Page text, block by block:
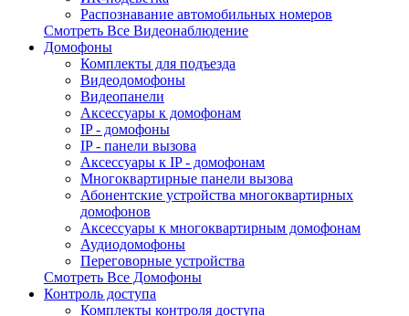
Распознавание автомобильных номеров
Смотреть Все Видеонаблюдение
Домофоны
Комплекты для подъезда
Видеодомофоны
Видеопанели
Аксессуары к домофонам
IP - домофоны
IP - панели вызова
Аксессуары к IP - домофонам
Многоквартирные панели вызова
Абонентские устройства многоквартирных
домофонов
Аксессуары к многоквартирным домофонам
Аудиодомофоны
Переговорные устройства
Смотреть Все Домофоны
Контроль доступа
Комплекты контроля доступа